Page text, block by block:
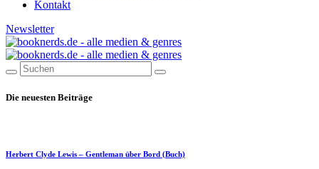
Kontakt
Newsletter
Die neuesten Beiträge
Herbert Clyde Lewis – Gentleman über Bord (Buch)